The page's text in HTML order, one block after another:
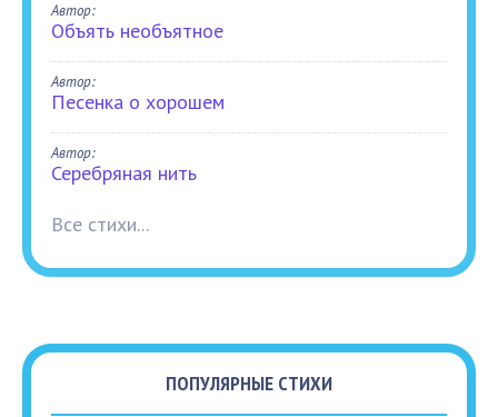
Автор:
Объять необъятное
Автор:
Песенка о хорошем
Автор:
Серебряная нить
Все стихи...
ПОПУЛЯРНЫЕ СТИХИ